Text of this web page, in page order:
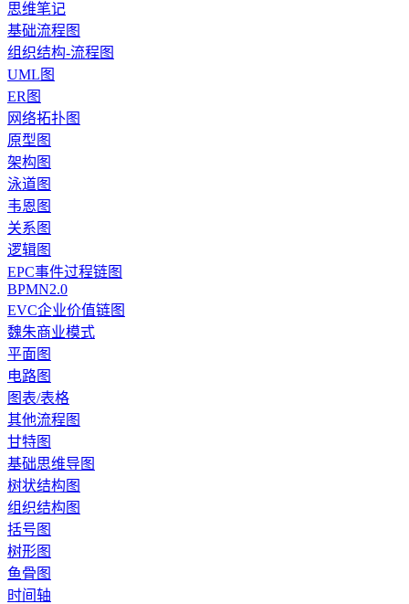
思维笔记
基础流程图
组织结构-流程图
UML图
ER图
网络拓扑图
原型图
架构图
泳道图
韦恩图
关系图
逻辑图
EPC事件过程链图
BPMN2.0
EVC企业价值链图
魏朱商业模式
平面图
电路图
图表/表格
其他流程图
甘特图
基础思维导图
树状结构图
组织结构图
括号图
树形图
鱼骨图
时间轴